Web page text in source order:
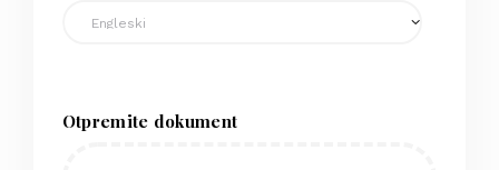
Otpremite dokument